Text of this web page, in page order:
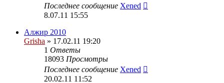
Последнее сообщение Xened
8.07.11 15:55
Алжир 2010
Grisha » 17.02.11 19:20
1 Ответы
18093 Просмотры
Последнее сообщение Xened
20.02.11 11:52